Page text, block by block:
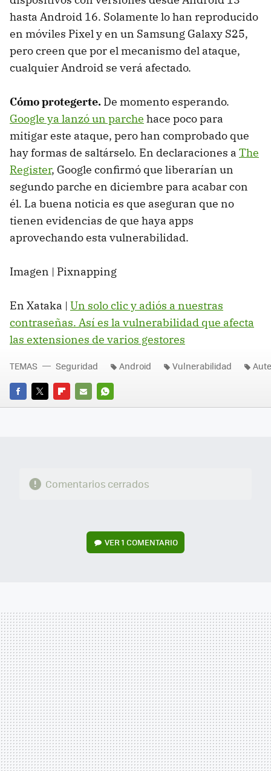
hasta Android 16. Solamente lo han reproducido
en móviles Pixel y en un Samsung Galaxy S25,
pero creen que por el mecanismo del ataque,
cualquier Android se verá afectado.
Cómo protegerte. De momento esperando.
Google ya lanzó un parche hace poco para
mitigar este ataque, pero han comprobado que
hay formas de saltárselo. En declaraciones a The
Register, Google confirmó que liberarían un
segundo parche en diciembre para acabar con
él. La buena noticia es que aseguran que no
tienen evidencias de que haya apps
aprovechando esta vulnerabilidad.
Imagen | Pixnapping
En Xataka | Un solo clic y adiós a nuestras
contraseñas. Así es la vulnerabilidad que afecta
las extensiones de varios gestores
FACEBOOK
TWITTERFLIPBOARD
E-
WHATSAPP
TEMAS Seguridad Android Vulnerabilidad
Comentarios cerrados
VER1 COMENTARIO